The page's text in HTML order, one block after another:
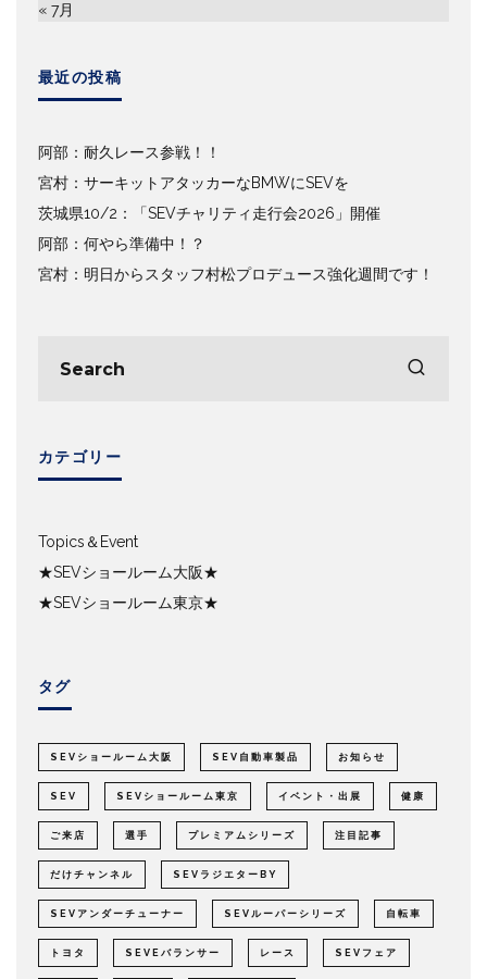
« 7月
最近の投稿
阿部：耐久レース参戦！！
宮村：サーキットアタッカーなBMWにSEVを
茨城県10/2：「SEVチャリティ走行会2026」開催
阿部：何やら準備中！？
宮村：明日からスタッフ村松プロデュース強化週間です！
カテゴリー
Topics＆Event
★SEVショールーム大阪★
★SEVショールーム東京★
タグ
SEVショールーム大阪 SEV自動車製品 お知らせ
SEV SEVショールーム東京 イベント・出展 健康
ご来店 選手 プレミアムシリーズ 注目記事
だけチャンネル SEVラジエターBY
SEVアンダーチューナー SEVルーパーシリーズ 自転車
トヨタ SEVEバランサー レース SEVフェア